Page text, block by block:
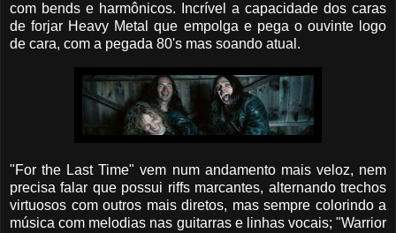
com bends e harmônicos. Incrível a capacidade dos caras
de forjar Heavy Metal que empolga e pega o ouvinte logo
de cara, com a pegada 80's mas soando atual.
"For the Last Time" vem num andamento mais veloz, nem
precisa falar que possui riffs marcantes, alternando trechos
virtuosos com outros mais diretos, mas sempre colorindo a
música com melodias nas guitarras e linhas vocais; "Warrior